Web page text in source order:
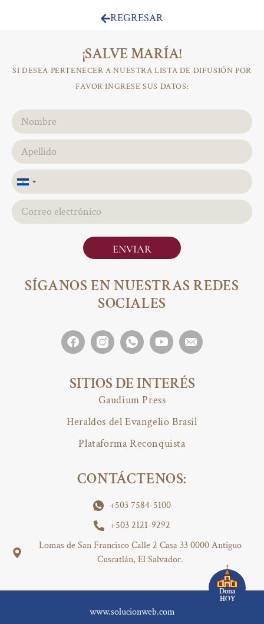
REGRESAR
CONTÁCTENOS:
+503 7584-5100
+503 2121-9292
Lomas de San Francisco Calle 2 Casa 33 0000 Antiguo
Cuscatlán, El Salvador.
SÍGANOS EN NUESTRAS REDES
SOCIALES
SITIOS DE INTERÉS
Gaudium Press
Heraldos del Evangelio Brasil
Plataforma Reconquista
¡SALVE MARÍA!
SI DESEA PERTENECER A NUESTRA LISTA DE DIFUSIÓN POR
FAVOR INGRESE SUS DATOS:
El
Salvador
+503
ENVIAR
www.solucionweb.com
Dona
HOY